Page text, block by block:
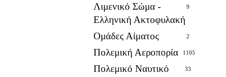
Λιμενικό Σώμα -
Ελληνική Ακτοφυλακή
9
Ομάδες Αίματος 2
Πολεμική Αεροπορία 1105
Πολεμικό Ναυτικό 33